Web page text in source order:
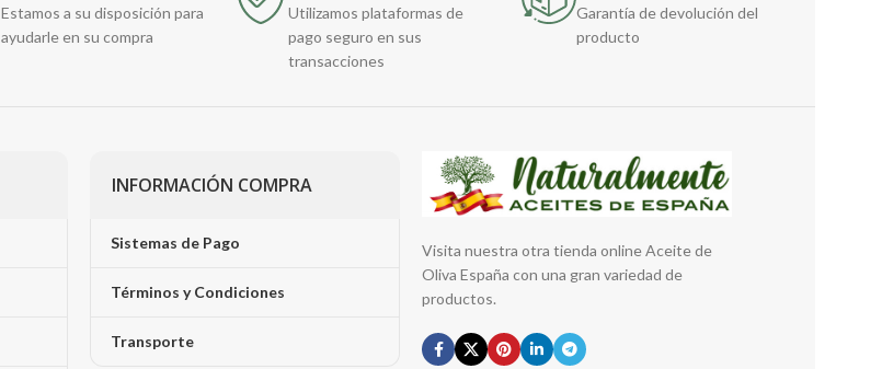
Estamos a su disposición para
ayudarle en su compra
Utilizamos plataformas de
pago seguro en sus
transacciones
Garantía de devolución del
producto
INFORMACIÓN COMPRA
Sistemas de Pago
Términos y Condiciones
Transporte
Visita nuestra otra tienda online Aceite de
Oliva España con una gran variedad de
productos.